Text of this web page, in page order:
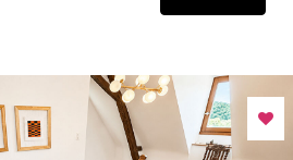
une vue totalement dégagée sur les
voiture, carport de 30 m². Un
prestations et cadre de vie